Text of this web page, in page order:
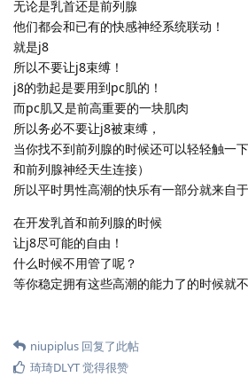
无论是乳首还是前列腺
他们都会和已有的快感神经系统联动！
就是j8
所以不要让j8束缚！
j8的勃起是要用到pc肌的！
而pc肌又是前高重要的一块肌肉
所以务必不要让j8被束缚，
当你找不到前列腺的时候还可以轻轻触一
和前列腺神经天生连接）
所以平时男性高潮的快乐有一部分就来自于
在开发乳首和前列腺的时候
让j8尽可能的自由！
什么时候不用管了呢？
等你稳定拥有这些高潮的能力了的时候就
niupiplus 回复了此帖
琦琦DLYT觉得很赞